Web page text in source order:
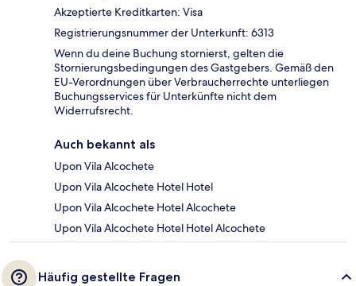
Akzeptierte Kreditkarten: Visa
Registrierungsnummer der Unterkunft: 6313
Wenn du deine Buchung stornierst, gelten die
Stornierungsbedingungen des Gastgebers. Gemäß den
EU-Verordnungen über Verbraucherrechte unterliegen
Buchungsservices für Unterkünfte nicht dem
Widerrufsrecht.
Auch bekannt als
Upon Vila Alcochete
Upon Vila Alcochete Hotel Hotel
Upon Vila Alcochete Hotel Alcochete
Upon Vila Alcochete Hotel Hotel Alcochete
Häufig gestellte Fragen